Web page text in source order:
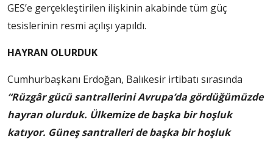
GES’e gerçekleştirilen ilişkinin akabinde tüm güç
tesislerinin resmi açılışı yapıldı.
HAYRAN OLURDUK
Cumhurbaşkanı Erdoğan, Balıkesir irtibatı sırasında
“Rüzgâr gücü santrallerini Avrupa’da gördüğümüzde
hayran olurduk. Ülkemize de başka bir hoşluk
katıyor. Güneş santralleri de başka bir hoşluk